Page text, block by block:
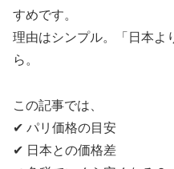
すめです。
理由はシンプル。「日本よ
ら。
この記事では、
✔ パリ価格の目安
✔ 日本との価格差